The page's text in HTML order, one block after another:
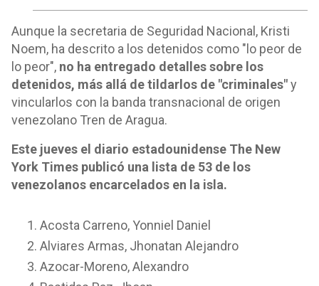
Aunque la secretaria de Seguridad Nacional, Kristi
Noem, ha descrito a los detenidos como "lo peor de
lo peor", no ha entregado detalles sobre los
detenidos, más allá de tildarlos de "criminales"y
vincularlos con la banda transnacional de origen
venezolano Tren de Aragua.
Este jueves el diario estadounidense The New
York Times publicó una lista de 53 de los
venezolanos encarcelados en la isla.
Acosta Carreno, Yonniel Daniel
Alviares Armas, Jhonatan Alejandro
Azocar-Moreno, Alexandro